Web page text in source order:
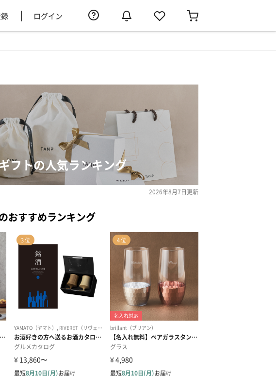
ログイン
フトの人気ランキング
2026年8月7日更新
おすすめランキング